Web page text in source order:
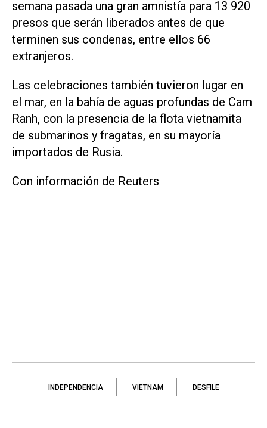
semana pasada una gran amnistía para 13 920
presos que serán liberados antes de que
terminen sus condenas, entre ellos 66
extranjeros.
Las celebraciones también tuvieron lugar en
el mar, en la bahía de aguas profundas de Cam
Ranh, con la presencia de la flota vietnamita
de submarinos y fragatas, en su mayoría
importados de Rusia.
Con información de Reuters
INDEPENDENCIA VIETNAM DESFILE